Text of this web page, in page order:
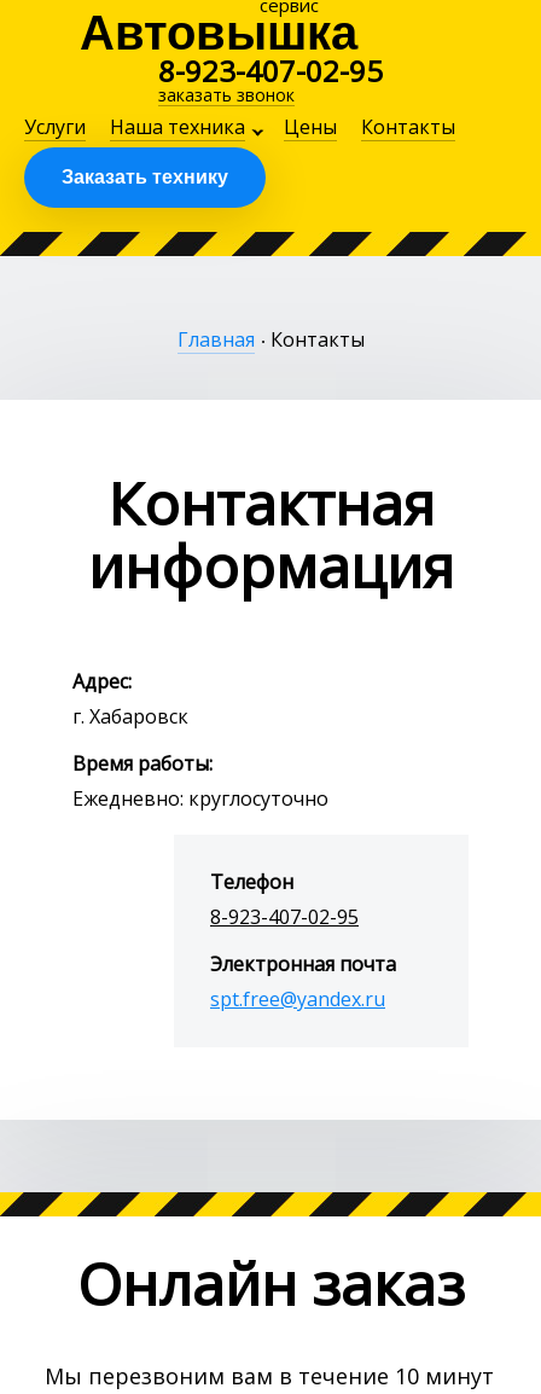
сервис
Автовышка
8-923-407-02-95
заказать звонок
Услуги Наша техника Цены Контакты
Заказать технику
Главная Контакты
Контактная
информация
Адрес:
г. Хабаровск
Время работы:
Ежедневно: круглосуточно
Телефон
8-923-407-02-95
Электронная почта
spt.free@yandex.ru
Онлайн заказ
Мы перезвоним вам в течение 10 минут